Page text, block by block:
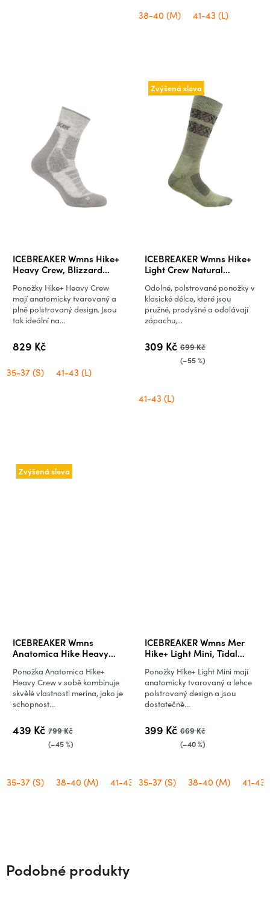
38-40 (M) 41-43 (L)
ICEBREAKER Wmns Hike+
Heavy Crew, Blizzard
829 Kč
Ponožky Hike+ Heavy Crew
mají anatomicky tvarovaný a
plně polstrovaný design. Jsou
tak ideální na...
35-37 (S) 41-43 (L)
Zvýšená sleva
ICEBREAKER Wmns Hike+
Light Crew Natural
Glazen/Lichen/Black
309 Kč 699 Kč
(–55 %)
Odolné, polstrované ponožky v
klasické délce, které jsou
pružné, prodyšné a odolávají
zápachu,...
41-43 (L)
Zvýšená sleva
ICEBREAKER Wmns
Anatomica Hike Heavy
Crew, Blizzard Heather
439 Kč 799 Kč
(–45 %)
Ponožka Anatomica Hike+
Heavy Crew v sobě kombinuje
skvělé vlastnosti merina, jako je
schopnost...
35-37 (S) 38-40 (M) 41-43 (L)
ICEBREAKER Wmns Mer
Hike+ Light Mini, Tidal
Teal/Porcini
399 Kč 669 Kč
(–40 %)
Ponožky Hike+ Light Mini mají
anatomicky tvarovaný a lehce
polstrovaný design a jsou
dostatečně...
35-37 (S) 38-40 (M) 41-43
Podobné produkty